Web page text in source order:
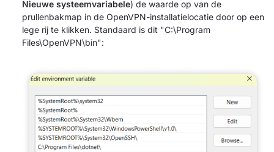
Nieuwe systeemvariabele) de waarde op van de
prullenbakmap in de OpenVPN-installatielocatie door op een
lege rij te klikken. Standaard is dit "C:\Program
Files\OpenVPN\bin":